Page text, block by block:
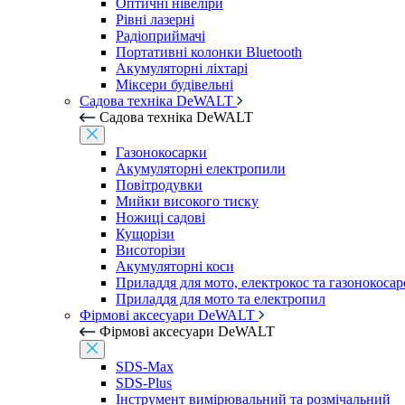
Оптичні нівеліри
Рівні лазерні
Радіоприймачі
Портативні колонки Bluetooth
Акумуляторні ліхтарі
Міксери будівельні
Садова техніка DeWALT
Садова техніка DeWALT
Газонокосарки
Акумуляторні електропили
Повітродувки
Мийки високого тиску
Ножиці садові
Кущорізи
Висоторізи
Акумуляторні коси
Приладдя для мото, електрокос та
Приладдя для мото та електропил
Фірмові аксесуари DeWALT
Фірмові аксесуари DeWALT
SDS-Max
SDS-Plus
Інструмент вимірювальний та розмічальний